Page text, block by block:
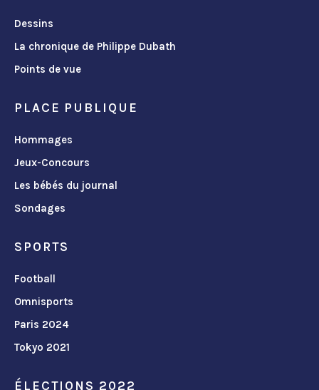
Dessins
La chronique de Philippe Dubath
Points de vue
PLACE PUBLIQUE
Hommages
Jeux-Concours
Les bébés du journal
Sondages
SPORTS
Football
Omnisports
Paris 2024
Tokyo 2021
ÉLECTIONS 2022